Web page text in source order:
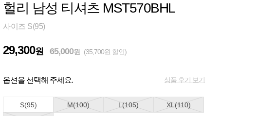
헐리 남성 티셔츠 MST570BHL
사이즈 S(95)
29,300원 65,000원 (35,700원 할인)
옵션을 선택해 주세요. 상품 후기 보기
S(95) M(100) L(105)
XL(110)